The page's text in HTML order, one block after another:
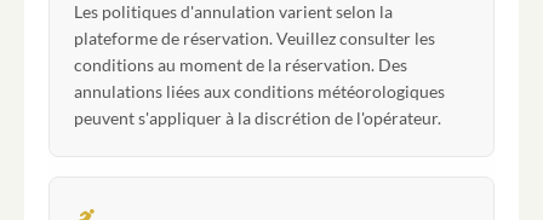
Les politiques d'annulation varient selon la
plateforme de réservation. Veuillez consulter les
conditions au moment de la réservation. Des
annulations liées aux conditions météorologiques
peuvent s'appliquer à la discrétion de l'opérateur.